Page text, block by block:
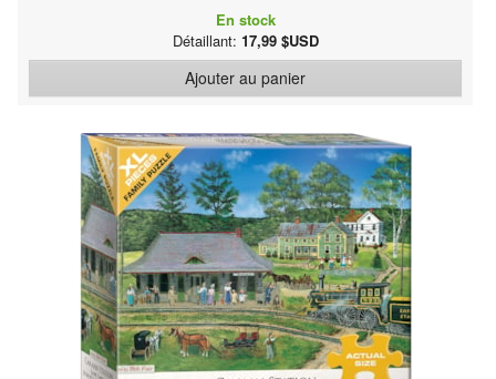
En stock
Détaillant: 17,99 $USD
Ajouter au panier